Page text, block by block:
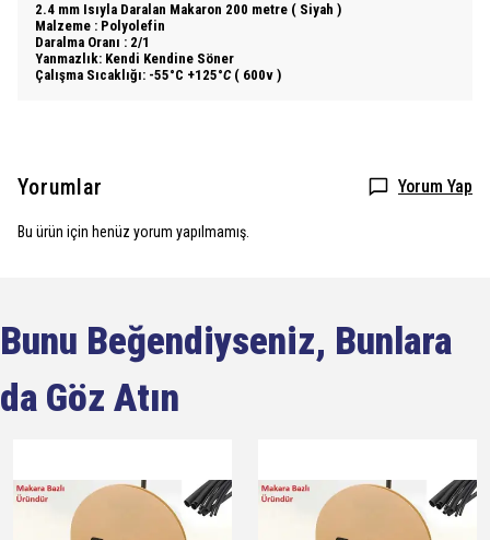
2.4 mm Isıyla Daralan Makaron 200 metre ( Siyah )
Malzeme : Polyolefin
Daralma Oranı : 2/1
Yanmazlık: Kendi Kendine Söner
Çalışma Sıcaklığı: -55°C +125°C ( 600v )
Yorumlar Yorum Yap
Bu ürün için henüz yorum yapılmamış.
Bunu Beğendiyseniz, Bunlara
da Göz Atın